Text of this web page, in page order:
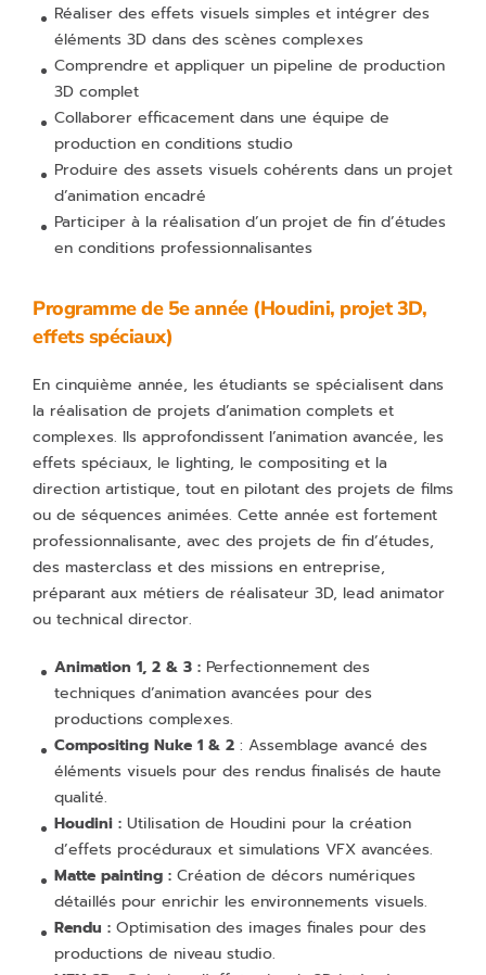
Réaliser des effets visuels simples et intégrer des
éléments 3D dans des scènes complexes
Comprendre et appliquer un pipeline de production
3D complet
Collaborer efficacement dans une équipe de
production en conditions studio
Produire des assets visuels cohérents dans un projet
d’animation encadré
Participer à la réalisation d’un projet de fin d’études
en conditions professionnalisantes
Programme de 5e année (Houdini, projet 3D,
effets spéciaux)
En cinquième année, les étudiants se spécialisent dans
la réalisation de projets d’animation complets et
complexes. Ils approfondissent l’animation avancée, les
effets spéciaux, le lighting, le compositing et la
direction artistique, tout en pilotant des projets de films
ou de séquences animées. Cette année est fortement
professionnalisante, avec des projets de fin d’études,
des masterclass et des missions en entreprise,
préparant aux métiers de réalisateur 3D, lead animator
ou technical director.
Animation 1, 2 & 3 : Perfectionnement des
techniques d’animation avancées pour des
productions complexes.
Compositing Nuke 1 & 2 : Assemblage avancé des
éléments visuels pour des rendus finalisés de haute
qualité.
Houdini : Utilisation de Houdini pour la création
d’effets procéduraux et simulations VFX avancées.
Matte painting : Création de décors numériques
détaillés pour enrichir les environnements visuels.
Rendu : Optimisation des images finales pour des
productions de niveau studio.